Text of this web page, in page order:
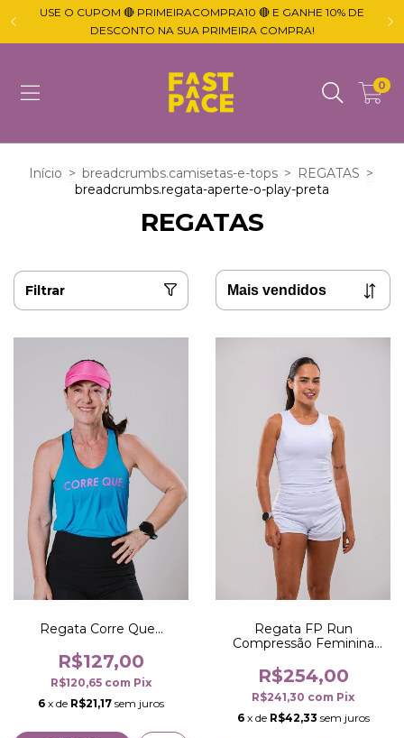
USE O CUPOM 🔴 PRIMEIRACOMPRA10 🔴 E GANHE 10% DE
DESCONTO NA SUA PRIMEIRA COMPRA!
0
Início > breadcrumbs.camisetas-e-tops > REGATAS >
breadcrumbs.regata-aperte-o-play-preta
REGATAS
Filtrar
Regata Corre Que...
R$127,00
R$120,65 com Pix
6 x de R$21,17 sem juros
Regata FP Run
Compressão Feminina
R$254,00
R$241,30 com Pix
6 x de R$42,33 sem juros